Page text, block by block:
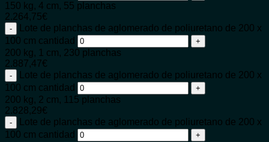
150 kg, 4 cm, 55 planchas
2.264,75€
Lote de planchas de aglomerado de poliuretano de 200 x
100 cm cantidad
200 kg, 1 cm, 230 planchas
2.887,47€
Lote de planchas de aglomerado de poliuretano de 200 x
100 cm cantidad
200 kg, 2 cm, 115 planchas
2.828,29€
Lote de planchas de aglomerado de poliuretano de 200 x
100 cm cantidad